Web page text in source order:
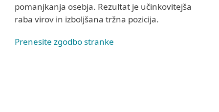
pomanjkanja osebja. Rezultat je učinkovitejša
raba virov in izboljšana tržna pozicija.
Prenesite zgodbo stranke